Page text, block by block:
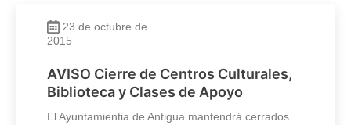
23 de octubre de
2015
AVISO Cierre de Centros Culturales,
Biblioteca y Clases de Apoyo
El Ayuntamientia de Antigua mantendrá cerrados